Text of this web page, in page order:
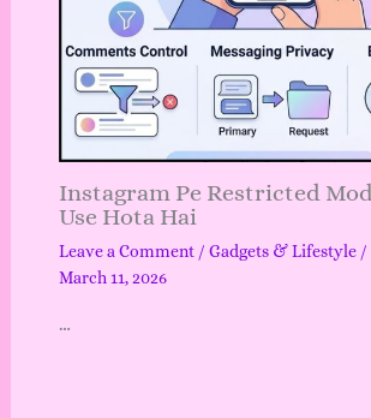
Instagram Pe Restricted
Use Hota Hai
Leave a Comment / Gadgets & Lifestyle/
March 11, 2026
…